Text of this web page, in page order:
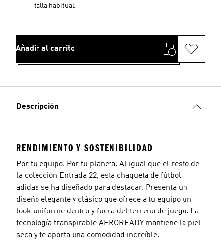
talla habitual.
Añadir al carrito
Descripción
RENDIMIENTO Y SOSTENIBILIDAD
Por tu equipo. Por tu planeta. Al igual que el resto de
la colección Entrada 22, esta chaqueta de fútbol
adidas se ha diseñado para destacar. Presenta un
diseño elegante y clásico que ofrece a tu equipo un
look uniforme dentro y fuera del terreno de juego. La
tecnología transpirable AEROREADY mantiene la piel
seca y te aporta una comodidad increíble.